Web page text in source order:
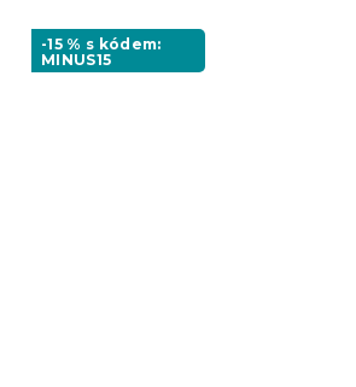
-15 % s kódem:
MINUS15